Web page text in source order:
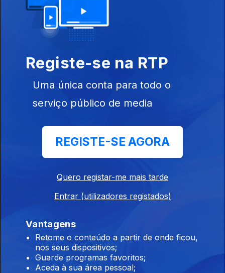
Edição | Lília Almeida
Edição | Lília Almeida
30 jul. 2026
Edição | Lília Almeida
Edição | Lília Almeida
Edição | Lília Almeida
27 jul. 2026
Registe-se na RTP
Uma única conta para todo o
serviço público de media
REGISTE-SE AGORA
Quero registar-me mais tarde
Entrar (utilizadores registados)
Vantagens
Retome o conteúdo a partir de onde ficou,
nos seus dispositivos;
Guarde programas favoritos;
Aceda à sua área pessoal;